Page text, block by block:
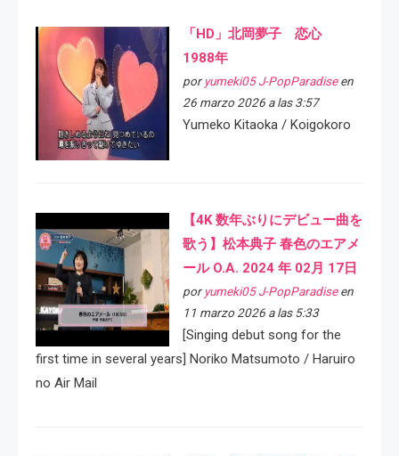
「HD」北岡夢子 恋心
1988年
por yumeki05 J-PopParadiseen
26 marzo 2026 a las 3:57
Yumeko Kitaoka / Koigokoro
【4K 数年ぶりにデビュー曲を
歌う】松本典子 春色のエアメ
ール O.A. 2024 年 02月 17日
por yumeki05 J-PopParadiseen
11 marzo 2026 a las 5:33
[Singing debut song for the
first time in several years] Noriko Matsumoto / Haruiro
no Air Mail